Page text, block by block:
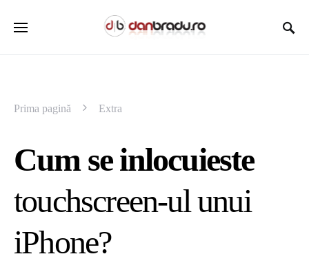
Prima pagină Extra
Cum se inlocuieste
touchscreen-ul unui
iPhone?